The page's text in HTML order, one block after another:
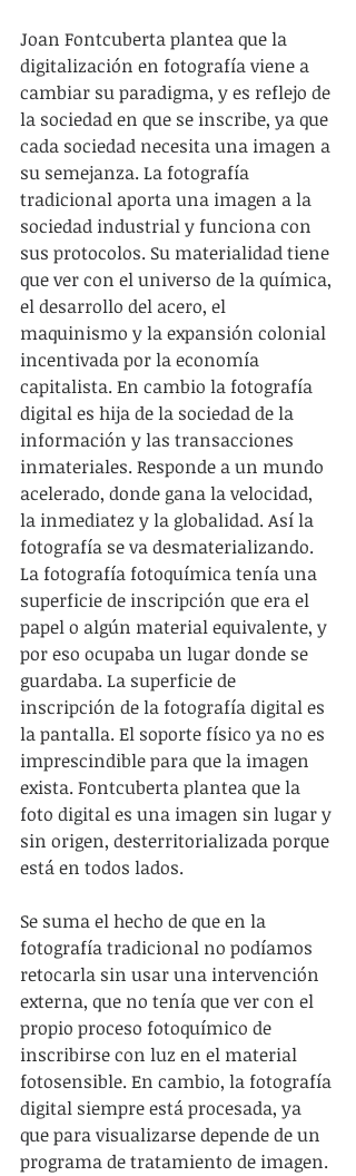
Joan Fontcuberta plantea que la
digitalización en fotografía viene a
cambiar su paradigma, y es reflejo de
la sociedad en que se inscribe, ya que
cada sociedad necesita una imagen a
su semejanza. La fotografía
tradicional aporta una imagen a la
sociedad industrial y funciona con
sus protocolos. Su materialidad tiene
que ver con el universo de la química,
el desarrollo del acero, el
maquinismo y la expansión colonial
incentivada por la economía
capitalista. En cambio la fotografía
digital es hija de la sociedad de la
información y las transacciones
inmateriales. Responde a un mundo
acelerado, donde gana la velocidad,
la inmediatez y la globalidad. Así la
fotografía se va desmaterializando.
La fotografía fotoquímica tenía una
superficie de inscripción que era el
papel o algún material equivalente, y
por eso ocupaba un lugar donde se
guardaba. La superficie de
inscripción de la fotografía digital es
la pantalla. El soporte físico ya no es
imprescindible para que la imagen
exista. Fontcuberta plantea que la
foto digital es una imagen sin lugar y
sin origen, desterritorializada porque
está en todos lados.
Se suma el hecho de que en la
fotografía tradicional no podíamos
retocarla sin usar una intervención
externa, que no tenía que ver con el
propio proceso fotoquímico de
inscribirse con luz en el material
fotosensible. En cambio, la fotografía
digital siempre está procesada, ya
que para visualizarse depende de un
programa de tratamiento de imagen.